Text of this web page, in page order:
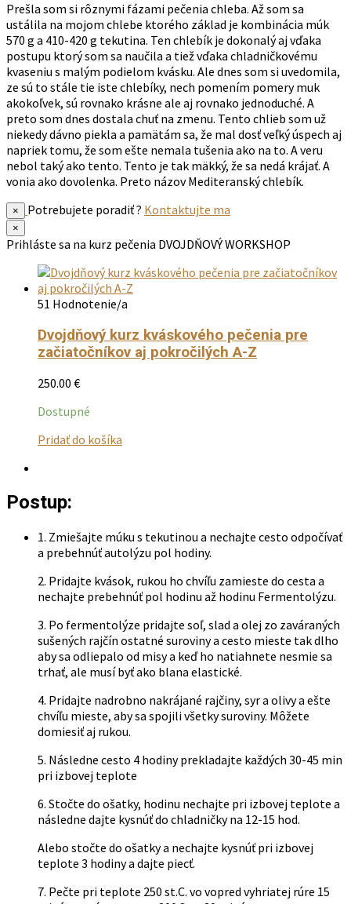
Prešla som si rôznymi fázami pečenia chleba. Až som sa
ustálila na mojom chlebe ktorého základ je kombinácia múk
570 g a 410-420 g tekutina. Ten chlebík je dokonalý aj vďaka
postupu ktorý som sa naučila a tiež vďaka chladničkovému
kvaseniu s malým podielom kvásku. Ale dnes som si uvedomila,
ze sú to stále tie iste chlebíky, nech pomením pomery muk
akokoľvek, sú rovnako krásne ale aj rovnako jednoduché. A
preto som dnes dostala chuť na zmenu. Tento chlieb som už
niekedy dávno piekla a pamätám sa, že mal dosť veľký úspech aj
napriek tomu, že som ešte nemala tušenia ako na to. A veru
nebol taký ako tento. Tento je tak mäkký, že sa nedá krájať. A
vonia ako dovolenka. Preto názov Mediteranský chlebík.
× Potrebujete poradiť ? Kontaktujte ma
×
Prihláste sa na kurz pečenia DVOJDŇOVÝ WORKSHOP
51 Hodnotenie/a
Dvojdňový kurz kváskového pečenia pre
začiatočníkov aj pokročilých A-Z
250.00 €
Dostupné
Pridať do košíka
si
môžete
vybrať
na
stránke
Postup:
1. Zmiešajte múku s tekutinou a nechajte cesto odpočívať
a prebehnúť autolýzu pol hodiny.
2. Pridajte kvások, rukou ho chvíľu zamieste do cesta a
nechajte prebehnúť pol hodinu až hodinu Fermentolýzu.
3. Po fermentolýze pridajte soľ, slad a olej zo zaváraných
sušených rajčín ostatné suroviny a cesto mieste tak dlho
aby sa odliepalo od misy a keď ho natiahnete nesmie sa
trhať, ale musí byť ako blana elastické.
4. Pridajte nadrobno nakrájané rajčiny, syr a olivy a ešte
chvíľu mieste, aby sa spojili všetky suroviny. Môžete
domiesiť aj rukou.
5. Následne cesto 4 hodiny prekladajte každých 30-45 min
pri izbovej teplote
6. Stočte do ošatky, hodinu nechajte pri izbovej teplote a
následne dajte kysnúť do chladničky na 12-15 hod.
Alebo stočte do ošatky a nechajte kysnúť pri izbovej
teplote 3 hodiny a dajte piecť.
7. Pečte pri teplote 250 st.C. vo vopred vyhriatej rúre 15